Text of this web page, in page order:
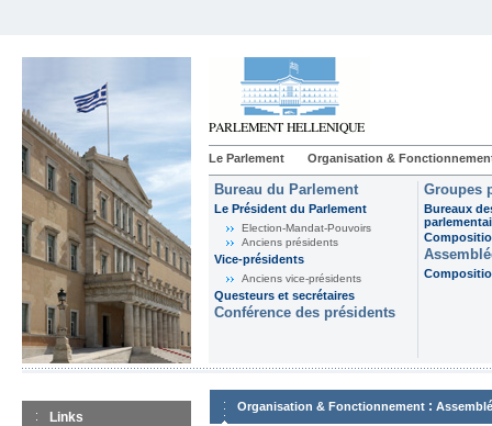
Le Parlement Organisation &
Bureau du Parlement
Le Président du Parlement
Election-Mandat-Pouvoirs
Anciens présidents
Vice-présidents
Anciens vice-présidents
Questeurs et secrétaires
Conférence des présidents
Groupes
Bureaux
Links
Organisation & Fonctionnement :